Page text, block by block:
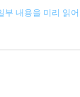
부 내용을 미리 읽